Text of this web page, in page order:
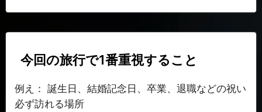
今回の旅行で1番重視すること
例え： 誕生日、結婚記念日、卒業、退職などの祝い
必ず訪れる場所